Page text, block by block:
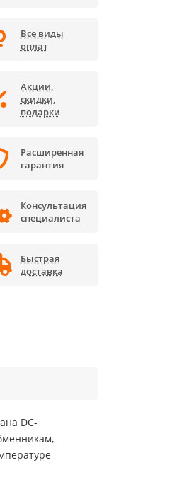
Все виды
оплат
Акции,
скидки,
подарки
Расширенная
гарантия
Консультация
специалиста
Быстрая
доставка
DC-